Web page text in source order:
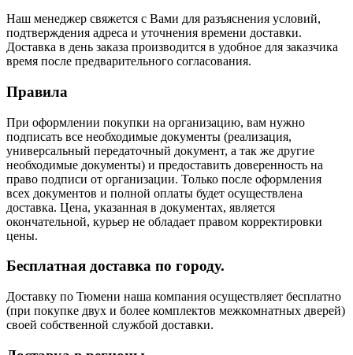
Наш менеджер свяжется с Вами для разъяснения условий,
подтверждения адреса и уточнения времени доставки.
Доставка в день заказа производится в удобное для заказчика
время после предварительного согласования.
Правила
При оформлении покупки на организацию, вам нужно
подписать все необходимые документы (реализация,
универсальный передаточный документ, а так же другие
необходимые документы) и предоставить доверенность на
право подписи от организации. Только после оформления
всех документов и полной оплаты будет осуществлена
доставка. Цена, указанная в документах, является
окончательной, курьер не обладает правом корректировки
цены.
Бесплатная доставка по городу.
Доставку по Тюмени наша компания осуществляет бесплатно
(при покупке двух и более комплектов межкомнатных дверей)
своей собственной службой доставки.